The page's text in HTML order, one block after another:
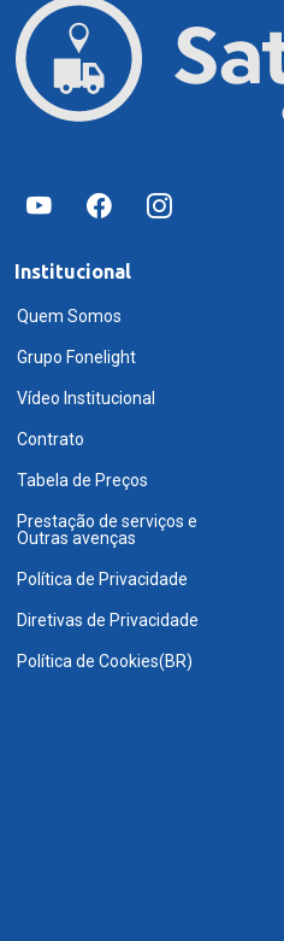
Institucional
Quem Somos
Grupo Fonelight
Vídeo Institucional
Contrato
Tabela de Preços
Prestação de serviços e
Outras avenças
Política de Privacidade
Diretivas de Privacidade
Política de Cookies(BR)